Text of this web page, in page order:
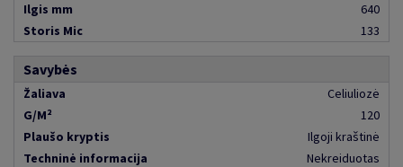
Ilgis mm
640
Storis Mic
133
Savybės
Žaliava
Celiuliozė
G/M²
120
Plaušo kryptis
Ilgoji kraštinė
Techninė informacija
Nekreiduotas